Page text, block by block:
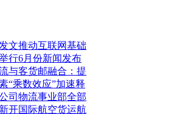
文推动互联网基础
行6月份新闻发布
与客货邮融合：提
“乘数效应”加速释
司物流事业部全部
开国际航空货运航